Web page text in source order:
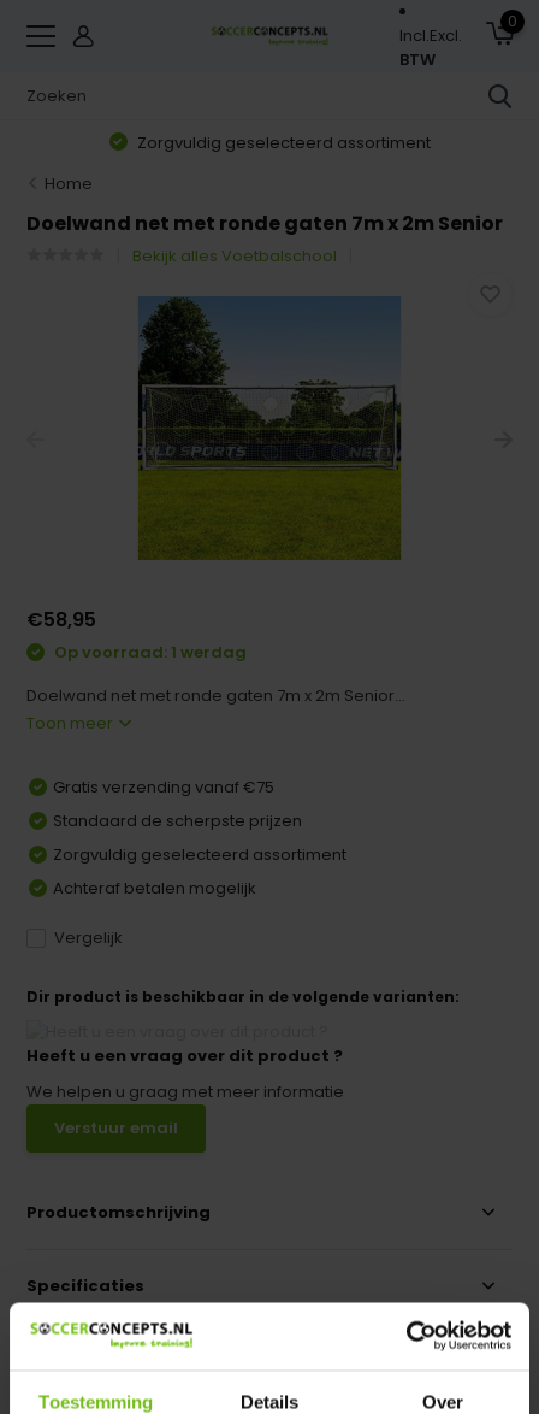
Toestemming Details Over
Incl.Excl.
BTW
0
Zorgvuldig geselecteerd assortiment
Home
Doelwand net met ronde gaten 7m x 2m Senior
Bekijk alles Voetbalschool
€58,95
Op voorraad: 1 werdag
Doelwand net met ronde gaten 7m x 2m Senior...
Toon meer
Gratis verzending vanaf €75
Standaard de scherpste prijzen
Zorgvuldig geselecteerd assortiment
Achteraf betalen mogelijk
Vergelijk
Dir product is beschikbaar in de volgende varianten:
Heeft u een vraag over dit product ?
We helpen u graag met meer informatie
Verstuur email
Productomschrijving
Specificaties